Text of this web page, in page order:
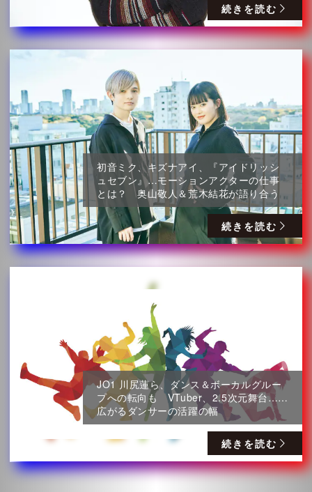
続きを読む
初音ミク、キズナアイ、『アイドリッシ
ュセブン』…モーションアクターの仕事
とは？ 奥山敬人＆荒木結花が語り合う
続きを読む
JO1 川尻蓮ら、ダンス＆ボーカルグルー
プへの転向も VTuber、2.5次元舞台……
広がるダンサーの活躍の幅
続きを読む